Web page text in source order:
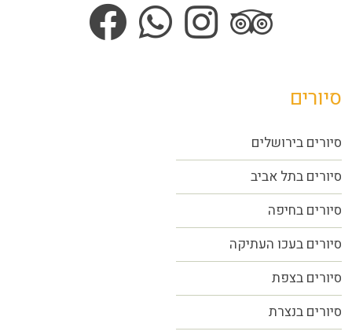
סיורים
סיורים בירושלים
סיורים בתל אביב
סיורים בחיפה
סיורים בעכו העתיקה
סיורים בצפת
סיורים בנצרת